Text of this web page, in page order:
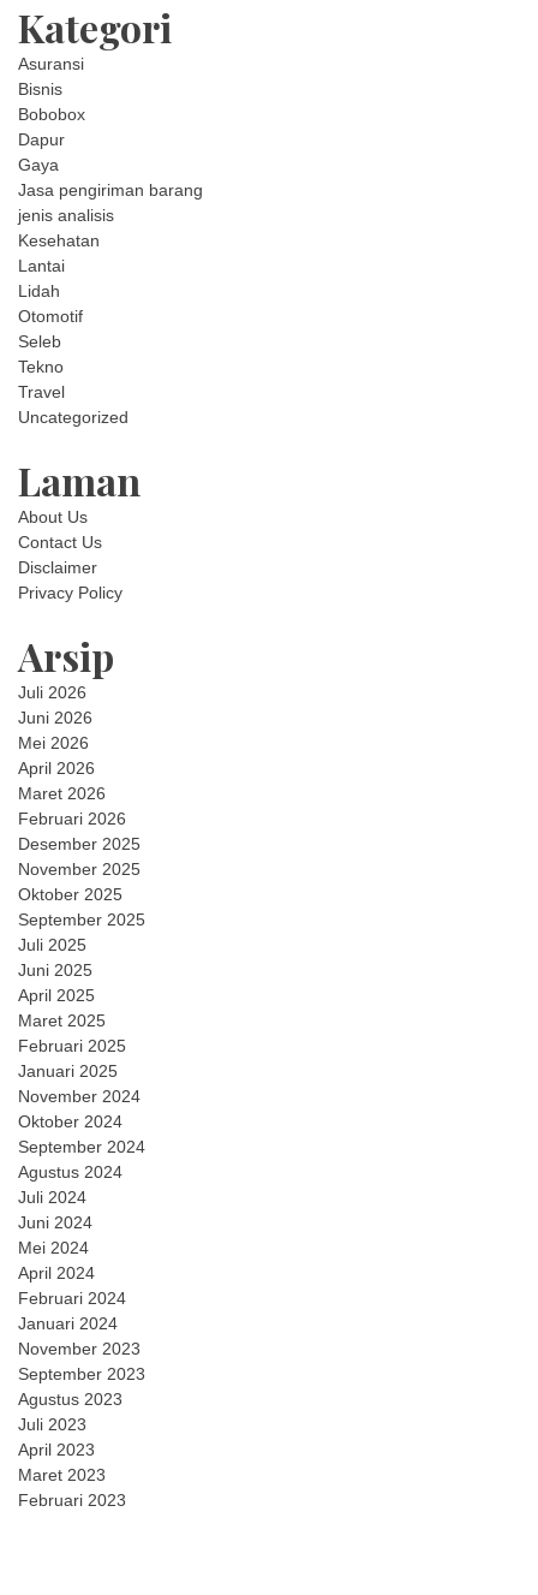
Kategori
Asuransi
Bisnis
Bobobox
Dapur
Gaya
Jasa pengiriman barang
jenis analisis
Kesehatan
Lantai
Lidah
Otomotif
Seleb
Tekno
Travel
Uncategorized
Laman
About Us
Contact Us
Disclaimer
Privacy Policy
Arsip
Juli 2026
Juni 2026
Mei 2026
April 2026
Maret 2026
Februari 2026
Desember 2025
November 2025
Oktober 2025
September 2025
Juli 2025
Juni 2025
April 2025
Maret 2025
Februari 2025
Januari 2025
November 2024
Oktober 2024
September 2024
Agustus 2024
Juli 2024
Juni 2024
Mei 2024
April 2024
Februari 2024
Januari 2024
November 2023
September 2023
Agustus 2023
Juli 2023
April 2023
Maret 2023
Februari 2023